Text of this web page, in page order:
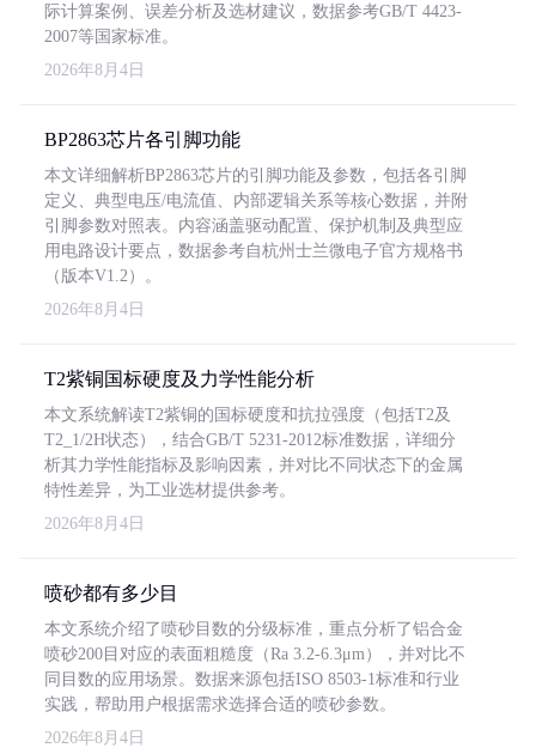
际计算案例、误差分析及选材建议，数据参考GB/T 4423-
2007等国家标准。
2026年8月4日
BP2863芯片各引脚功能
本文详细解析BP2863芯片的引脚功能及参数，包括各引脚
定义、典型电压/电流值、内部逻辑关系等核心数据，并附
引脚参数对照表。内容涵盖驱动配置、保护机制及典型应
用电路设计要点，数据参考自杭州士兰微电子官方规格书
（版本V1.2）。
2026年8月4日
T2紫铜国标硬度及力学性能分析
本文系统解读T2紫铜的国标硬度和抗拉强度（包括T2及
T2_1/2H状态），结合GB/T 5231-2012标准数据，详细分
析其力学性能指标及影响因素，并对比不同状态下的金属
特性差异，为工业选材提供参考。
2026年8月4日
喷砂都有多少目
本文系统介绍了喷砂目数的分级标准，重点分析了铝合金
喷砂200目对应的表面粗糙度（Ra 3.2-6.3μm），并对比不
同目数的应用场景。数据来源包括ISO 8503-1标准和行业
实践，帮助用户根据需求选择合适的喷砂参数。
2026年8月4日